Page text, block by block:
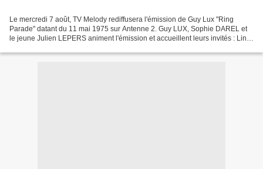
Le mercredi 7 août, TV Melody rediffusera l'émission de Guy Lux "Ring
Parade" datant du 11 mai 1975 sur Antenne 2. Guy LUX, Sophie DAREL et
le jeune Julien LEPERS animent l'émission et accueillent leurs invités : Line